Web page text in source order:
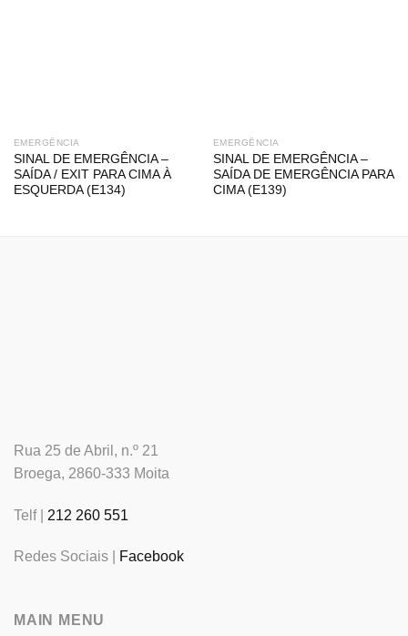
EMERGÊNCIA
SINAL DE EMERGÊNCIA –
SAÍDA / EXIT PARA CIMA À
ESQUERDA (E134)
EMERGÊNCIA
SINAL DE EMERGÊNCIA –
SAÍDA DE EMERGÊNCIA PARA
CIMA (E139)
Rua 25 de Abril, n.º 21
Broega, 2860-333 Moita
Telf | 212 260 551
Redes Sociais | Facebook
MAIN MENU